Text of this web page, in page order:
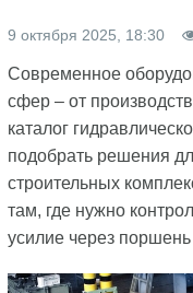
9 октября 2025, 18:30
Современное
сфер – от
каталог
подобрать решения
строительных
там, где нужно
усилие через